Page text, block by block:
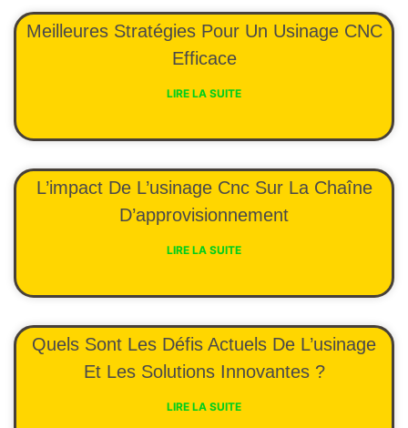
Meilleures Stratégies Pour Un Usinage CNC
Efficace
LIRE LA SUITE
L’impact De L’usinage Cnc Sur La Chaîne
D’approvisionnement
LIRE LA SUITE
Quels Sont Les Défis Actuels De L’usinage
Et Les Solutions Innovantes ?
LIRE LA SUITE